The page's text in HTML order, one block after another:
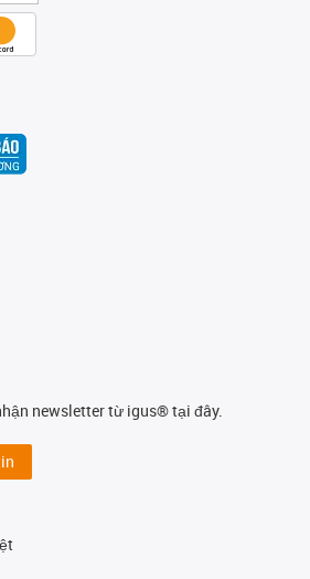
newsletter từ igus® tại đây.